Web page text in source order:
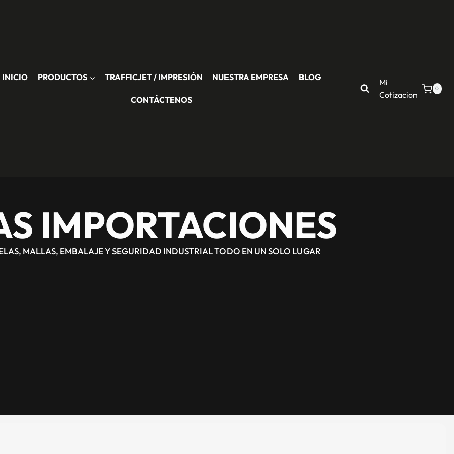
INICIO PRODUCTOS TRAFFICJET / IMPRESIÓN NUESTRA EMPRESA BLOG
CONTÁCTENOS
Mi
Cotizacion
0
IMPORTACIONES
MALLAS, EMBALAJE Y SEGURIDAD INDUSTRIAL TODO EN UN SOLO LUGAR